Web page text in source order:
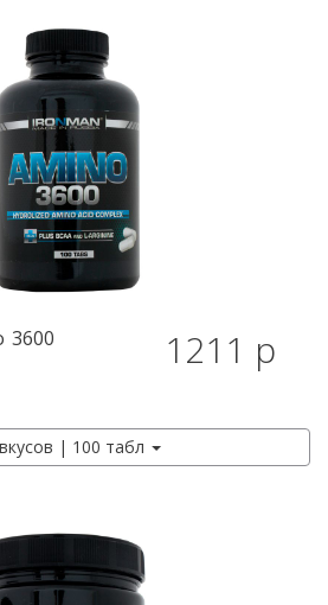
3600 1211 р
| 100 табл